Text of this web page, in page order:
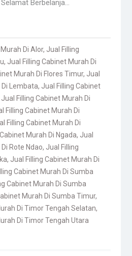
Berbelanja…
Di Alor, Jual Filling
, Jual Filling Cabinet Murah Di
Murah Di Flores Timur, Jual
Di Lembata, Jual Filling Cabinet
Jual Filling Cabinet Murah Di
Filling Cabinet Murah Di
Filling Cabinet Murah Di
Murah Di Ngada, Jual
Rote Ndao, Jual Filling
, Jual Filling Cabinet Murah Di
Cabinet Murah Di Sumba
Cabinet Murah Di Sumba
Murah Di Sumba Timur,
Di Timor Tengah Selatan,
Di Timor Tengah Utara